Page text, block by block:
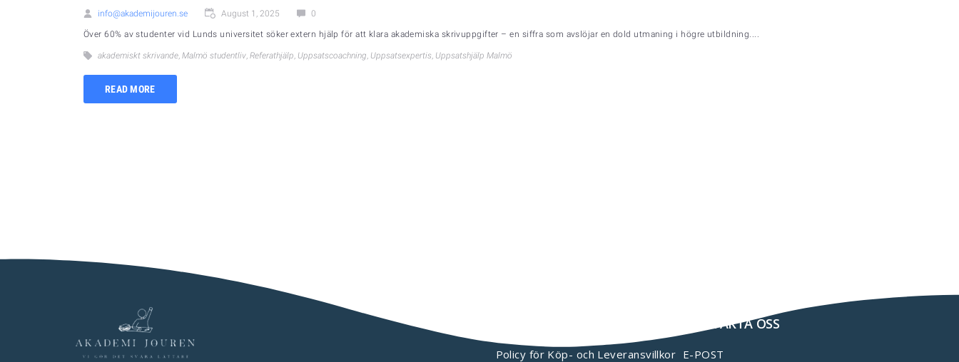
info@akademijouren.se August 1, 2025 0
Över 60% av studenter vid Lunds universitet söker extern hjälp för att klara akademiska skrivuppgifter – en siffra som avslöjar en dold utmaning i högre utbildning....
akademiskt skrivande, Malmö studentliv, Referathjälp, Uppsatscoachning, Uppsatsexpertis, Uppsatshjälp Malmö
READ MORE
Policy för Köp- och Leveransvillkor
KONTAKTA OSS
E-POST